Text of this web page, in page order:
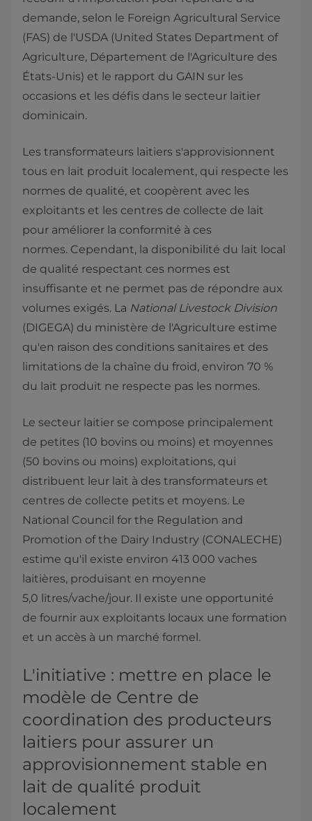
demande, selon le Foreign Agricultural Service
(FAS) de l'USDA (United States Department of
Agriculture, Département de l'Agriculture des
États-Unis) et le rapport du GAIN sur les
occasions et les défis dans le secteur laitier
dominicain.
Les transformateurs laitiers s'approvisionnent
tous en lait produit localement, qui respecte les
normes de qualité, et coopèrent avec les
exploitants et les centres de collecte de lait
pour améliorer la conformité à ces
normes. Cependant, la disponibilité du lait local
de qualité respectant ces normes est
insuffisante et ne permet pas de répondre aux
volumes exigés. La National Livestock Division
(DIGEGA) du ministère de l'Agriculture estime
qu'en raison des conditions sanitaires et des
limitations de la chaîne du froid, environ 70 %
du lait produit ne respecte pas les normes.
Le secteur laitier se compose principalement
de petites (10 bovins ou moins) et moyennes
(50 bovins ou moins) exploitations, qui
distribuent leur lait à des transformateurs et
centres de collecte petits et moyens. Le
National Council for the Regulation and
Promotion of the Dairy Industry (CONALECHE)
estime qu'il existe environ 413 000 vaches
laitières, produisant en moyenne
5,0 litres/vache/jour. Il existe une opportunité
de fournir aux exploitants locaux une formation
et un accès à un marché formel.
L'initiative : mettre en place le
modèle de Centre de
coordination des producteurs
laitiers pour assurer un
approvisionnement stable en
lait de qualité produit
localement